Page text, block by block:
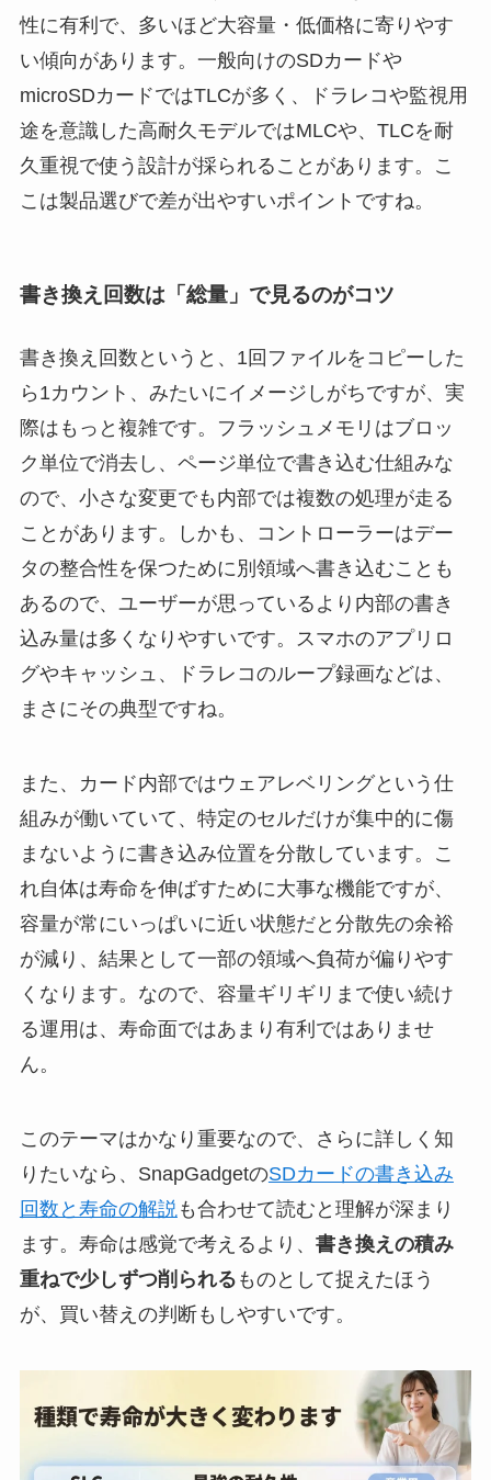
性に有利で、多いほど大容量・低価格に寄りやす
い傾向があります。一般向けのSDカードや
microSDカードではTLCが多く、ドラレコや監視用
途を意識した高耐久モデルではMLCや、TLCを耐
久重視で使う設計が採られることがあります。こ
こは製品選びで差が出やすいポイントですね。
書き換え回数は「総量」で見るのがコツ
書き換え回数というと、1回ファイルをコピーした
ら1カウント、みたいにイメージしがちですが、実
際はもっと複雑です。フラッシュメモリはブロッ
ク単位で消去し、ページ単位で書き込む仕組みな
ので、小さな変更でも内部では複数の処理が走る
ことがあります。しかも、コントローラーはデー
タの整合性を保つために別領域へ書き込むことも
あるので、ユーザーが思っているより内部の書き
込み量は多くなりやすいです。スマホのアプリロ
グやキャッシュ、ドラレコのループ録画などは、
まさにその典型ですね。
また、カード内部ではウェアレベリングという仕
組みが働いていて、特定のセルだけが集中的に傷
まないように書き込み位置を分散しています。こ
れ自体は寿命を伸ばすために大事な機能ですが、
容量が常にいっぱいに近い状態だと分散先の余裕
が減り、結果として一部の領域へ負荷が偏りやす
くなります。なので、容量ギリギリまで使い続け
る運用は、寿命面ではあまり有利ではありませ
ん。
このテーマはかなり重要なので、さらに詳しく知
りたいなら、SnapGadgetのSDカードの書き込み
回数と寿命の解説 も合わせて読むと理解が深まり
ます。寿命は感覚で考えるより、 書き換えの積み
重ねで少しずつ削られる ものとして捉えたほう
が、買い替えの判断もしやすいです。